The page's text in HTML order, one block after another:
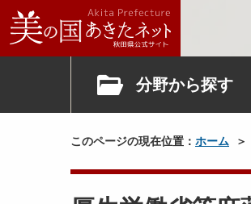
分野から探す
このページの現在位置： ホーム